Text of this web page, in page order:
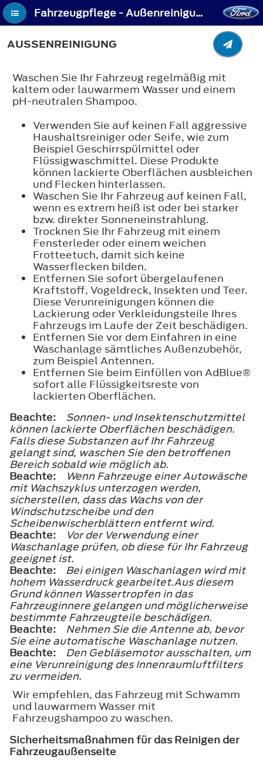
Fahrzeugpflege - Außenreinigung
AUSSENREINIGUNG
Waschen Sie Ihr Fahrzeug regelmäßig mit
kaltem oder lauwarmem Wasser und einem
pH-neutralen Shampoo.
Verwenden Sie auf keinen Fall aggressive
Haushaltsreiniger oder Seife, wie zum
Beispiel Geschirrspülmittel oder
Flüssigwaschmittel. Diese Produkte
können lackierte Oberflächen ausbleichen
und Flecken hinterlassen.
Waschen Sie Ihr Fahrzeug auf keinen Fall,
wenn es extrem heiß ist oder bei starker
bzw. direkter Sonneneinstrahlung.
Trocknen Sie Ihr Fahrzeug mit einem
Fensterleder oder einem weichen
Frotteetuch, damit sich keine
Wasserflecken bilden.
Entfernen Sie sofort übergelaufenen
Kraftstoff, Vogeldreck, Insekten und Teer.
Diese Verunreinigungen können die
Lackierung oder Verkleidungsteile Ihres
Fahrzeugs im Laufe der Zeit beschädigen.
Entfernen Sie vor dem Einfahren in eine
Waschanlage sämtliches Außenzubehör,
zum Beispiel Antennen.
Entfernen Sie beim Einfüllen von AdBlue®
sofort alle Flüssigkeitsreste von
lackierten Oberflächen.
Beachte:
Sonnen- und Insektenschutzmittel
können lackierte Oberflächen beschädigen.
Falls diese Substanzen auf Ihr Fahrzeug
gelangt sind, waschen Sie den betroffenen
Bereich sobald wie möglich ab.
Beachte:
Wenn Fahrzeuge einer Autowäsche
mit Wachszyklus unterzogen werden,
sicherstellen, dass das Wachs von der
Windschutzscheibe und den
Scheibenwischerblättern entfernt wird.
Beachte:
Vor der Verwendung einer
Waschanlage prüfen, ob diese für Ihr Fahrzeug
geeignet ist.
Beachte:
Bei einigen Waschanlagen wird mit
hohem Wasserdruck gearbeitet.Aus diesem
Grund können Wassertropfen in das
Fahrzeuginnere gelangen und möglicherweise
bestimmte Fahrzeugteile beschädigen.
Beachte:
Nehmen Sie die Antenne ab, bevor
Sie eine automatische Waschanlage nutzen.
Beachte:
Den Gebläsemotor ausschalten, um
eine Verunreinigung des Innenraumluftfilters
zu vermeiden.
Wir empfehlen, das Fahrzeug mit Schwamm
und lauwarmem Wasser mit
Fahrzeugshampoo zu waschen.
Sicherheitsmaßnahmen für das Reinigen der
Fahrzeugaußenseite